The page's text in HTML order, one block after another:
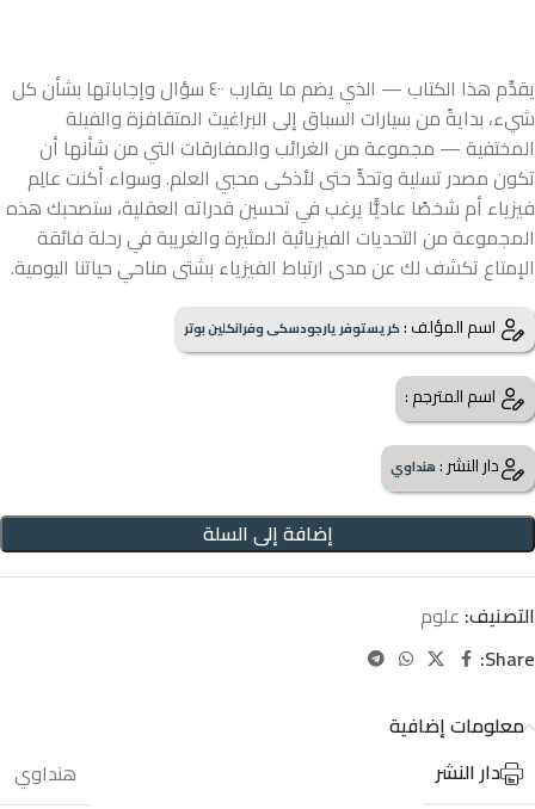
يقدِّم هذا الكتاب — الذي يضم ما يقارب ٤٠٠ سؤال وإجاباتها بشأن كل
شيء، بدايةً من سيارات السباق إلى البراغيث المتقافزة والفيلة
المختفية — مجموعة من الغرائب والمفارقات التي من شأنها أن
تكون مصدر تسلية وتحدٍّ حتى لأذكى محبي العلم. وسواء أكنت عالِم
فيزياء أم شخصًا عاديًّا يرغب في تحسين قدراته العقلية، ستصحبك هذه
المجموعة من التحديات الفيزيائية المثيرة والغريبة في رحلة فائقة
الإمتاع تكشف لك عن مدى ارتباط الفيزياء بشتى مناحي حياتنا اليومية.
اسم المؤلف :كريستوفر يارجودسكى وفرانكلين بوتر
اسم المترجم :
دار النشر :هنداوي
إضافة إلى السلة
التصنيف: علوم
Share:
معلومات إضافية
دار النشر
هنداوي